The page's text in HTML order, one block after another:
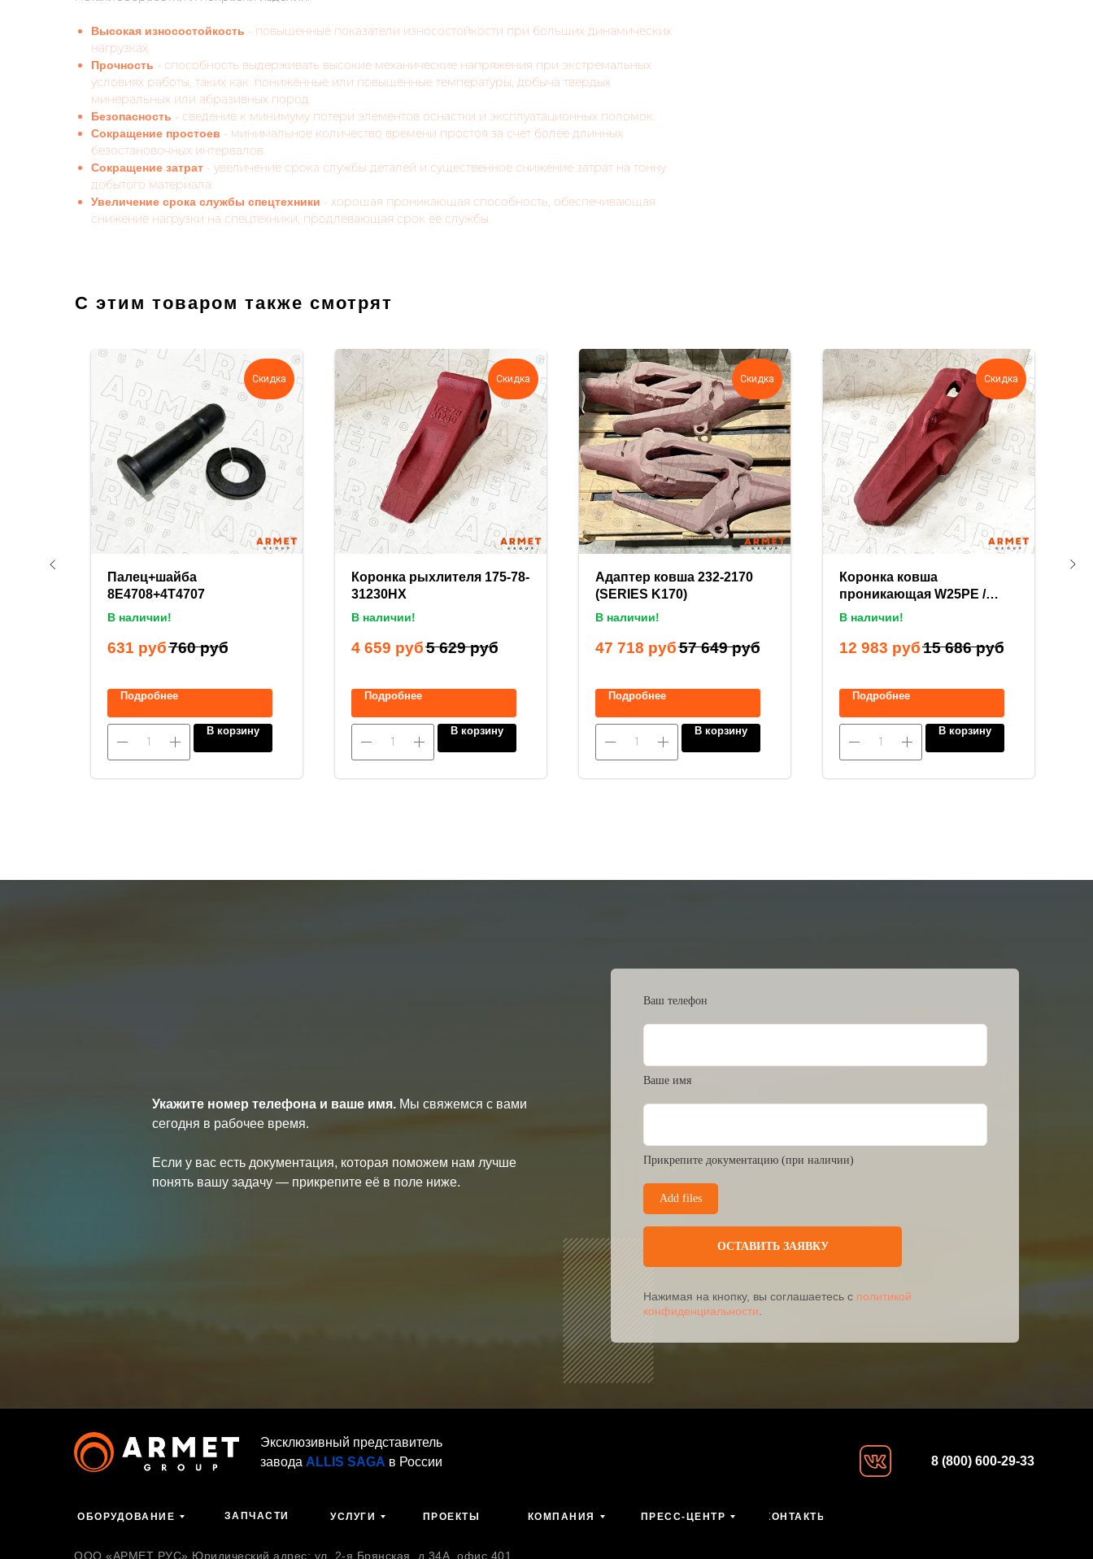
Высокая износостойкость - повышенные показатели износостойкости при больших динамических
нагрузках.
Прочность - способность выдерживать высокие механические напряжения при экстремальных
условиях работы, таких как: пониженные или повышенные температуры, добыча твердых
минеральных или абразивных пород.
Безопасность - сведение к минимуму потери элементов оснастки и эксплуатационных поломок.
Сокращение простоев - минимальное количество времени простоя за счет более длинных
безостановочных интервалов.
Сокращение затрат - увеличение срока службы деталей и существенное снижение затрат на тонну
добытого материала.
Увеличение срока службы спецтехники - хорошая проникающая способность, обеспечивающая
снижение нагрузки на спецтехники, продлевающая срок ее службы.
С этим товаром также смотрят
Скидка
Палец+шайба
8E4708+4T4707
В наличии!
631 руб760 руб
Подробнее
В корзину
Скидка
Коронка рыхлителя 175-78-
31230HX
В наличии!
4 659 руб5 629 руб
Подробнее
В корзину
Скидка
Адаптер ковша 232-2170
(SERIES K170)
В наличии!
47 718 руб57 649 руб
Подробнее
В корзину
Скидка
Коронка ковша
проникающая W25PE /
C25PE / 725120
В наличии!
12 983 руб15 686 руб
Подробнее
В корзину
Укажите номер телефона и ваше имя. Мы свяжемся с вами
сегодня в рабочее время.
Если у вас есть документация, которая поможем нам лучше
понять вашу задачу — прикрепите её в поле ниже.
Нажимая на кнопку, вы соглашаетесь с политикой
конфиденциальности
Ваш телефон
Ваше имя
Прикрепите документацию (при наличии)
Add files
ОСТАВИТЬ ЗАЯВКУ
ООО «АРМЕТ РУС» Юридический адрес: ул. 2-я Брянская, д.34А, офис 401
8 (800) 600-29-33
ОБОРУДОВАНИЕ ПРОЕКТЫ КОМПАНИЯ ПРЕСС-ЦЕНТР КОНТАКТЫ
УСЛУГИ
ЗАПЧАСТИ
Эксклюзивный представитель
завода ALLIS SAGA в России